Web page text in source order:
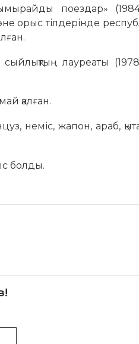
поездар»
орыс тілдерінде
сыйлықтың лауреаты
қалған.
неміс, жапон, араб,
болды.